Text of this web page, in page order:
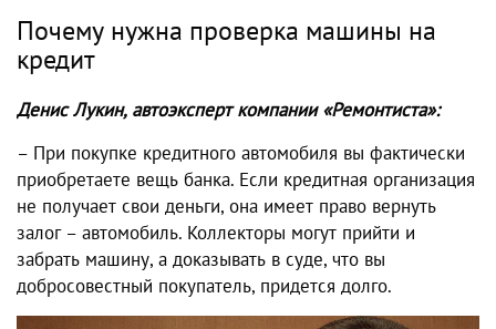
Почему нужна проверка машины на
кредит
Денис Лукин, автоэксперт компании «Ремонтиста»:
– При покупке кредитного автомобиля вы фактически
приобретаете вещь банка. Если кредитная организация
не получает свои деньги, она имеет право вернуть
залог – автомобиль. Коллекторы могут прийти и
забрать машину, а доказывать в суде, что вы
добросовестный покупатель, придется долго.